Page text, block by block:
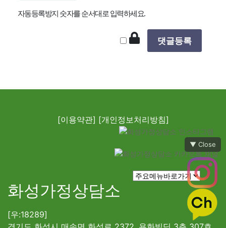
▼ Close
자동등록방지 숫자를 순서대로 입력하세요.
[이용약관] [개인정보처리방침]
화성가정상담소
[우:18289]